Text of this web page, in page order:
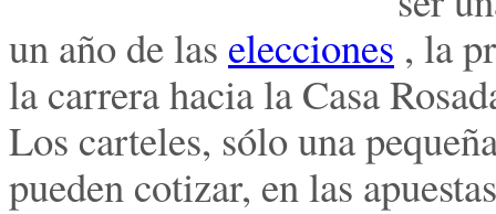
un año de las elecciones , la
la carrera hacia la Casa
Los carteles, sólo una
pueden cotizar, en las